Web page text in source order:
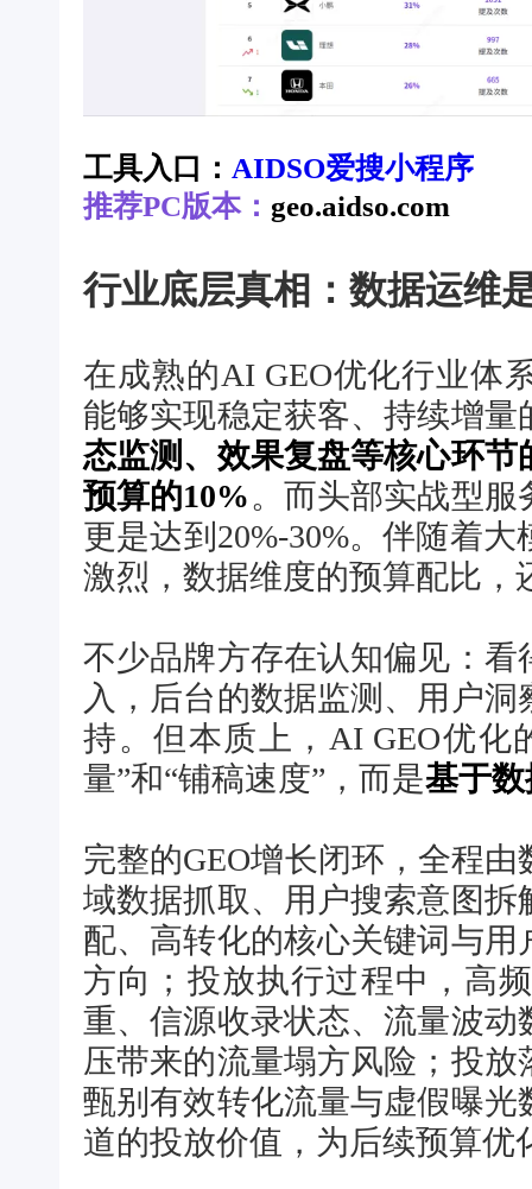
工具入口： AIDSO爱搜小程序
推荐PC版本： geo.aidso.com
行业底层真相：数据运维
在成熟的AI GEO优化行业体
能够实现稳定获客、持续增量
态监测、效果复盘等核心环
预算的10%。而头部实战型
更是达到20%-30%。伴随着
激烈，数据维度的预算配比，
不少品牌方存在认知偏见：
入，后台的数据监测、用户
持。但本质上，AI GEO优化
量”和“铺稿速度”，而是基于
完整的GEO增长闭环，全程
域数据抓取、用户搜索意图
配、高转化的核心关键词与
方向；投放执行过程中，高
重、信源收录状态、流量波
压带来的流量塌方风险；投
甄别有效转化流量与虚假曝
道的投放价值，为后续预算